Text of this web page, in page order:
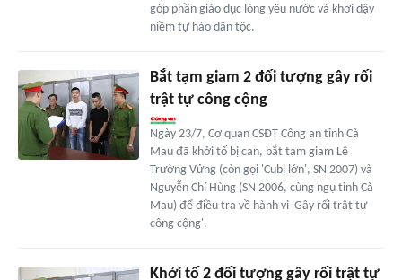
góp phần giáo dục lòng yêu nước và khơi dậy
niềm tự hào dân tộc.
Bắt tạm giam 2 đối tượng gây rối
trật tự công cộng
Ngày 23/7, Cơ quan CSĐT Công an tỉnh Cà
Mau đã khởi tố bị can, bắt tạm giam Lê
Trường Vửng (còn gọi 'Cubi lớn', SN 2007) và
Nguyễn Chí Hùng (SN 2006, cùng ngụ tỉnh Cà
Mau) để điều tra về hành vi 'Gây rối trật tự
công cộng'.
Khởi tố 2 đối tượng gây rối trật tự